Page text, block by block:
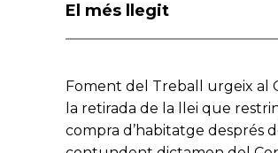
El més llegit
Foment del Treball urgeix al
la retirada de la llei que
compra d’habitatge després